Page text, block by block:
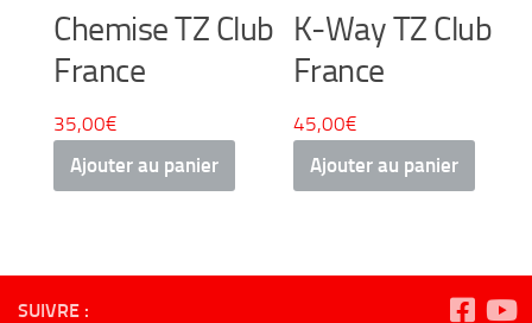
Chemise TZ Club
France
35,00€
Ajouter au panier
K-Way TZ Club
France
45,00€
Ajouter au panier
SUIVRE :